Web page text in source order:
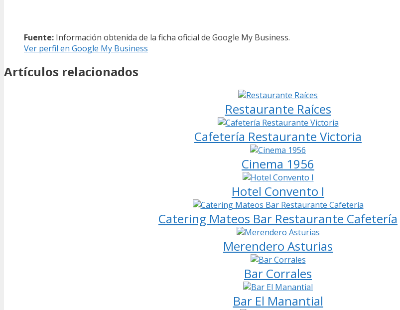
Fuente: Información obtenida de la ficha oficial de Google My Business.
Ver perfil en Google My Business
Artículos relacionados
Restaurante Raíces
Cafetería Restaurante Victoria
Cinema 1956
Hotel Convento I
Catering Mateos Bar Restaurante Cafetería
Merendero Asturias
Bar Corrales
Bar El Manantial